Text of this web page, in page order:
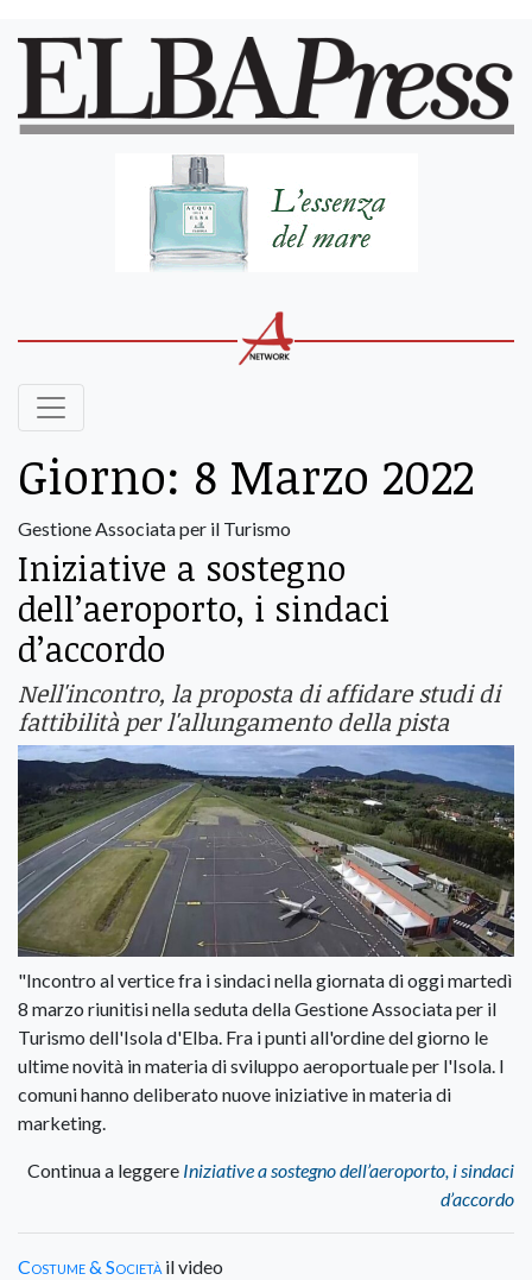
Giorno: 8 Marzo 2022
Gestione Associata per il Turismo
Iniziative a sostegno
dell’aeroporto, i sindaci
d’accordo
Nell'incontro, la proposta di affidare studi di
fattibilità per l'allungamento della pista
"Incontro al vertice fra i sindaci nella giornata di oggi martedì
8 marzo riunitisi nella seduta della Gestione Associata per il
Turismo dell'Isola d'Elba. Fra i punti all'ordine del giorno le
ultime novità in materia di sviluppo aeroportuale per l'Isola. I
comuni hanno deliberato nuove iniziative in materia di
marketing.
Continua a leggere Iniziative a sostegno dell’aeroporto, i sindaci
d’accordo
Costume & Società il video